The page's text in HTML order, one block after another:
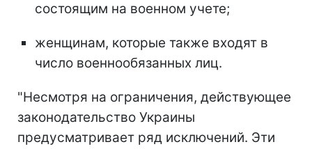
состоящим на военном учете;
женщинам, которые также входят в
число военнообязанных лиц.
"Несмотря на ограничения, действующее
законодательство Украины
предусматривает ряд исключений. Эти